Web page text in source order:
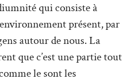
qui consiste à
présent, par
autour de nous. La
que c’est une partie tout
le sont les